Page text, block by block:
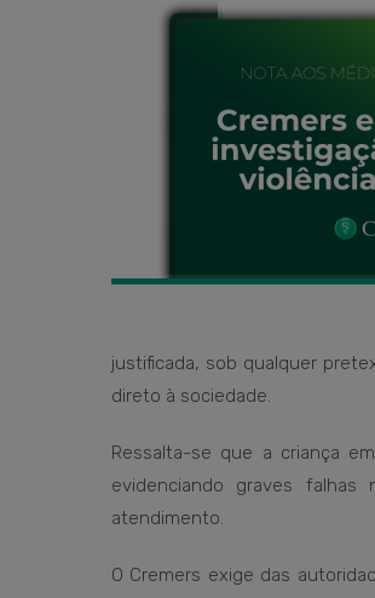
justificada, sob qualquer
direto à sociedade.
Ressalta-se que a criança
evidenciando graves
atendimento.
O Cremers exige das